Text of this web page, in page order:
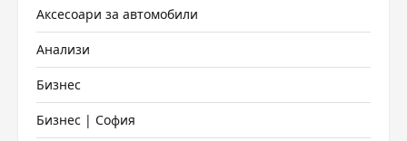
Аксесоари за автомобили
Анализи
Бизнес
Бизнес | София